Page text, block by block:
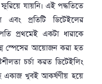
যায়নি। এই পদ্ধতিতে
এবং প্রতিটি ডিটেইলের
প্রথমেই একটা ধারাকে
স্পেসের আয়োজন করা হত
চর্চা করত ডিটেইলিং
একাজ খুবই আকর্ষণীয় হয়ে